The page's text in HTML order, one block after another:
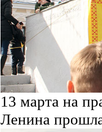
13 марта на
Ленина